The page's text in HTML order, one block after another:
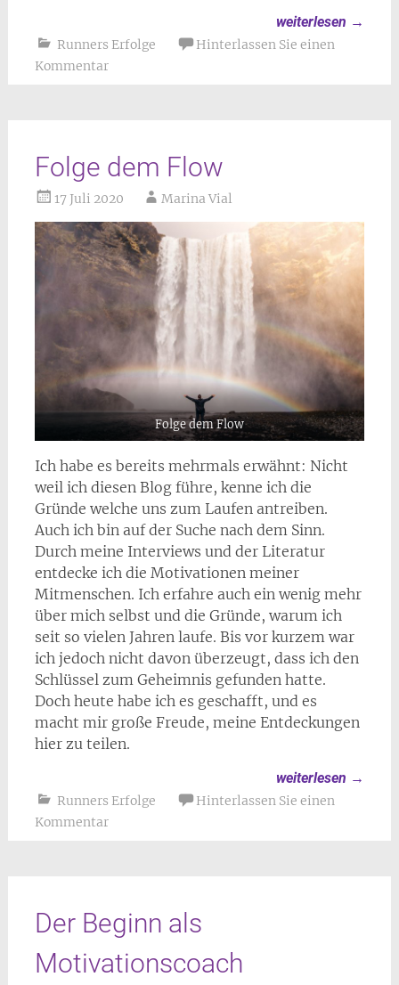
weiterlesen →
Runners Erfolge
Hinterlassen Sie einen
Kommentar
Folge dem Flow
17 Juli 2020 Marina Vial
Folge dem Flow
Ich habe es bereits mehrmals erwähnt: Nicht
weil ich diesen Blog führe, kenne ich die
Gründe welche uns zum Laufen antreiben.
Auch ich bin auf der Suche nach dem Sinn.
Durch meine Interviews und der Literatur
entdecke ich die Motivationen meiner
Mitmenschen. Ich erfahre auch ein wenig mehr
über mich selbst und die Gründe, warum ich
seit so vielen Jahren laufe. Bis vor kurzem war
ich jedoch nicht davon überzeugt, dass ich den
Schlüssel zum Geheimnis gefunden hatte.
Doch heute habe ich es geschafft, und es
macht mir große Freude, meine Entdeckungen
hier zu teilen.
weiterlesen →
Runners Erfolge
Hinterlassen Sie einen
Kommentar
Der Beginn als
Motivationscoach